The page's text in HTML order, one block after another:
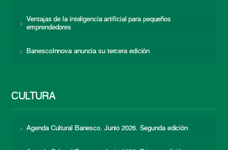
Ventajas de la inteligencia artificial para pequeños
emprendedores
BanescoInnova anuncia su tercera edición
CULTURA
Agenda Cultural Banesco. Junio 2026. Segunda edición